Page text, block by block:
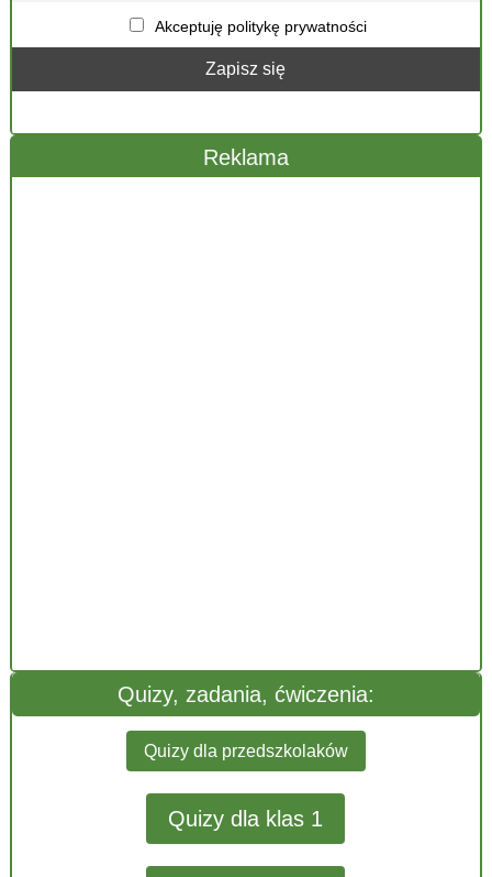
Akceptuję politykę prywatności
Reklama
Quizy, zadania, ćwiczenia:
Quizy dla przedszkolaków
Quizy dla klas 1